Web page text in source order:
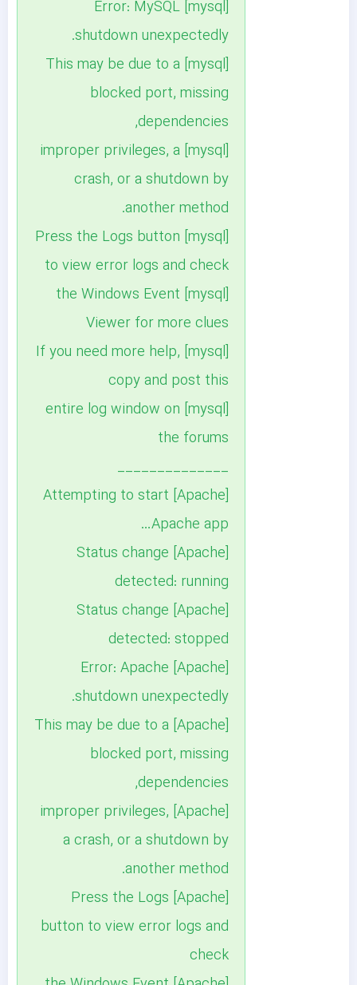
[mysql] Error: MySQL
shutdown unexpectedly.
[mysql] This may be due to a
blocked port, missing
dependencies,
[mysql] improper privileges, a
crash, or a shutdown by
another method.
[mysql] Press the Logs button
to view error logs and check
[mysql] the Windows Event
Viewer for more clues
[mysql] If you need more help,
copy and post this
[mysql] entire log window on
the forums
______________
[Apache] Attempting to start
Apache app…
[Apache] Status change
detected: running
[Apache] Status change
detected: stopped
[Apache] Error: Apache
shutdown unexpectedly.
[Apache] This may be due to a
blocked port, missing
dependencies,
[Apache] improper privileges,
a crash, or a shutdown by
another method.
[Apache] Press the Logs
button to view error logs and
check